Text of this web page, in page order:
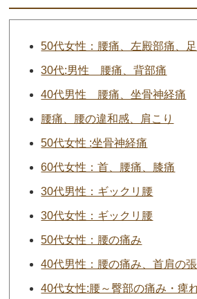
50代女性：腰痛、左殿部痛、
30代:男性 腰痛、背部痛
40代男性 腰痛、坐骨神経痛
腰痛、腰の違和感、肩こり
50代女性 :坐骨神経痛
60代女性：首、腰痛、膝痛
30代男性：ギックリ腰
30代女性：ギックリ腰
50代女性：腰の痛み
40代男性：腰の痛み、首肩の
40代女性:腰～臀部の痛み・痺